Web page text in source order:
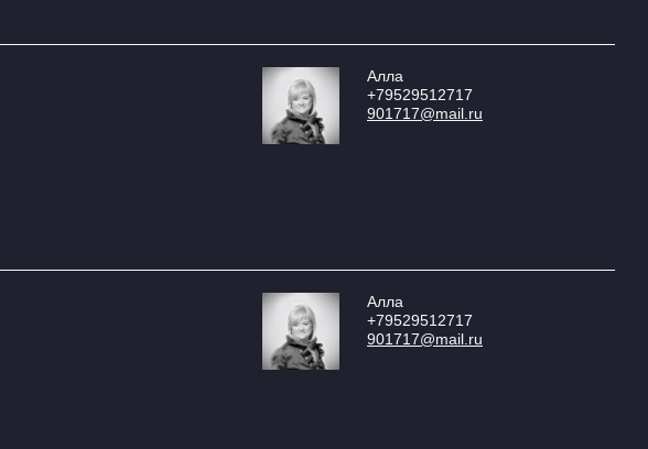
Алла
+79529512717
901717@mail.ru
Алла
+79529512717
901717@mail.ru